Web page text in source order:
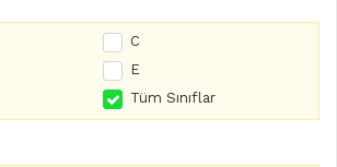
C
E
Tüm Sınıflar